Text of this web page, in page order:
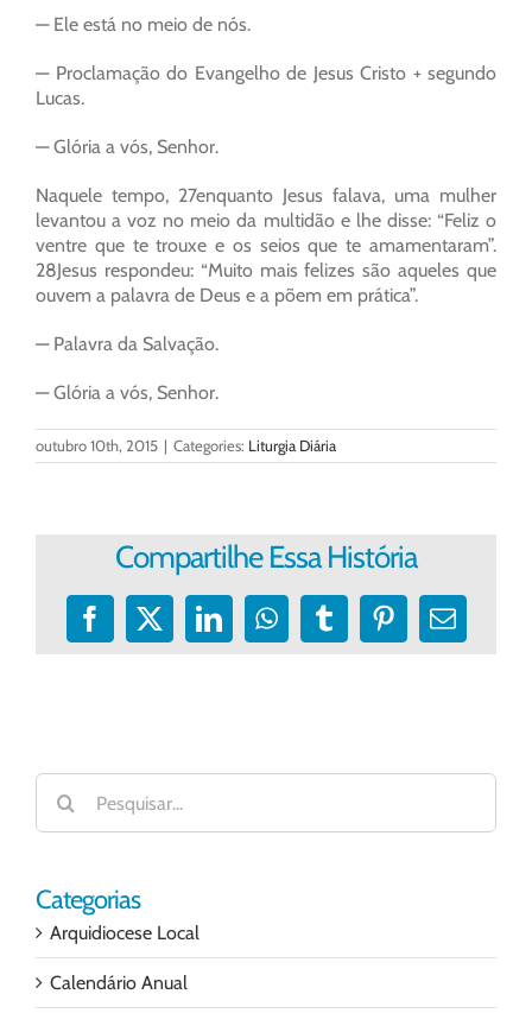
— Ele está no meio de nós.
— Proclamação do Evangelho de Jesus Cristo + segundo
Lucas.
— Glória a vós, Senhor.
Naquele tempo, 27enquanto Jesus falava, uma mulher
levantou a voz no meio da multidão e lhe disse: “Feliz o
ventre que te trouxe e os seios que te amamentaram”.
28Jesus respondeu: “Muito mais felizes são aqueles que
ouvem a palavra de Deus e a põem em prática”.
— Palavra da Salvação.
— Glória a vós, Senhor.
outubro 10th, 2015 | Categories: Liturgia Diária
Compartilhe Essa História
Facebook
X LinkedInWhatsApp
TumblrPinterest
E-
Buscar
resultados
para:
Categorias
Arquidiocese Local
Calendário Anual